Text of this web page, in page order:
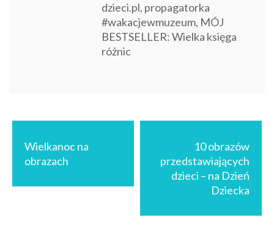
dzieci.pl, propagatorka
#wakacjewmuzeum, MÓJ
BESTSELLER: Wielka księga
różnic
Nawigacja
wpisu
Wielkanoc na
obrazach
10 obrazów
przedstawiających
dzieci – na Dzień
Dziecka